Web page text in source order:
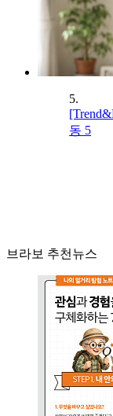
5.
동 5
브라보 추천뉴스